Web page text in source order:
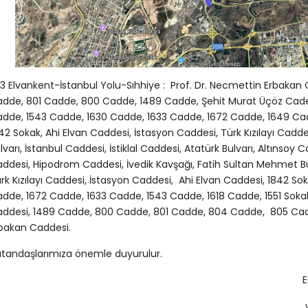
Elvankent-İstanbul Yolu-Sıhhiye : Prof. Dr. Necmettin
801 Cadde, 800 Cadde, 1489 Cadde, Şehit Murat Üçöz
1543 Cadde, 1630 Cadde, 1633 Cadde, 1672 Cadde, 1649
Sokak, Ahi Elvan Caddesi, İstasyon Caddesi, Türk Kızılayı
İstanbul Caddesi, İstiklal Caddesi, Atatürk Bulvarı, Altınsoy
Hipodrom Caddesi, İvedik Kavşağı, Fatih Sultan Mehmet
Kızılayı Caddesi, İstasyon Caddesi, Ahi Elvan Caddesi, 1842
1672 Cadde, 1633 Cadde, 1543 Cadde, 1618 Cadde, 1551
1489 Cadde, 800 Cadde, 801 Cadde, 804 Cadde, 805
Caddesi.
önemle duyurulur.
GENEL